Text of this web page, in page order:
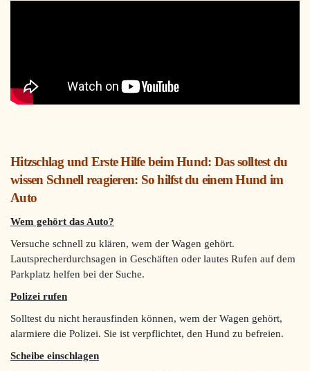
Hitzschlag und Erste Hilfe beim Hund: Das solltest du
wissen Schnell reagieren: So hilfst du einem Hund im
Auto
Wem gehört das Auto?
Versuche schnell zu klären, wem der Wagen gehört.
Lautsprecherdurchsagen in Geschäften oder lautes Rufen auf dem
Parkplatz helfen bei der Suche.
Polizei rufen
Solltest du nicht herausfinden können, wem der Wagen gehört,
alarmiere die Polizei. Sie ist verpflichtet, den Hund zu befreien.
Scheibe einschlagen